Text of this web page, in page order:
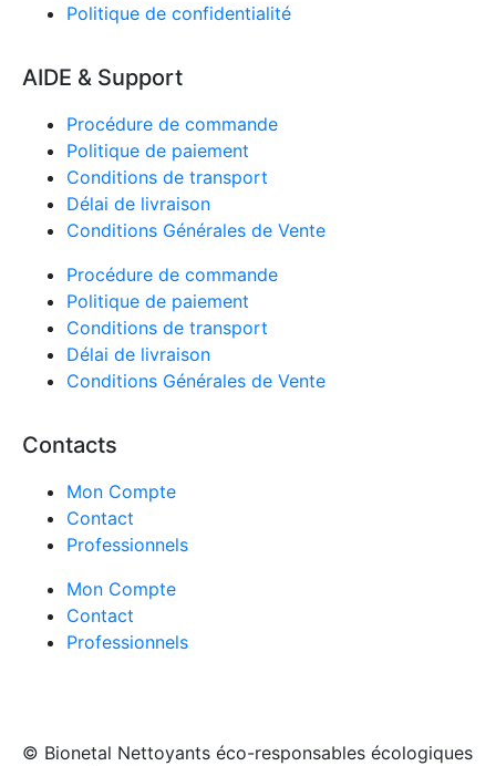
Politique de confidentialité
AIDE & Support
Procédure de commande
Politique de paiement
Conditions de transport
Délai de livraison
Conditions Générales de Vente
Procédure de commande
Politique de paiement
Conditions de transport
Délai de livraison
Conditions Générales de Vente
Contacts
Mon Compte
Contact
Professionnels
Mon Compte
Contact
Professionnels
© Bionetal Nettoyants éco-responsables écologiques